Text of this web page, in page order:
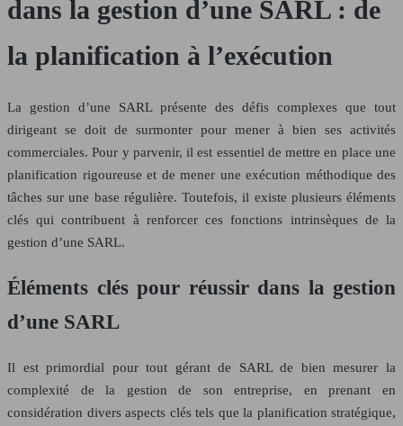
dans la gestion d’une SARL : de
la planification à l’exécution
La gestion d’une SARL présente des défis complexes que tout
dirigeant se doit de surmonter pour mener à bien ses activités
commerciales. Pour y parvenir, il est essentiel de mettre en place une
planification rigoureuse et de mener une exécution méthodique des
tâches sur une base régulière. Toutefois, il existe plusieurs éléments
clés qui contribuent à renforcer ces fonctions intrinsèques de la
gestion d’une SARL.
Éléments clés pour réussir dans la gestion
d’une SARL
Il est primordial pour tout gérant de SARL de bien mesurer la
complexité de la gestion de son entreprise, en prenant en
considération divers aspects clés tels que la planification stratégique,